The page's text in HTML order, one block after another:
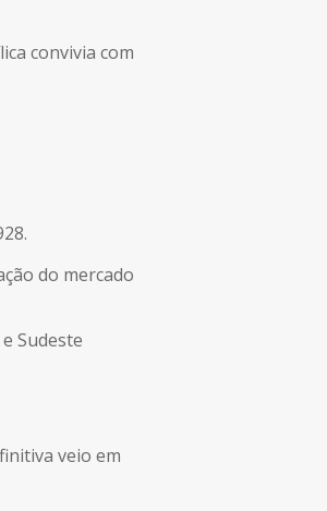
convivia com
do mercado
Sudeste
veio em